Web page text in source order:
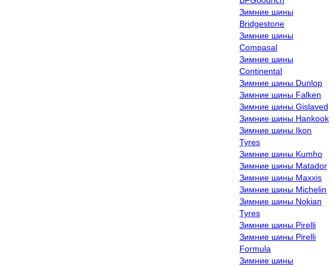
Зимние шины
Bridgestone
Зимние шины
Compasal
Зимние шины
Continental
Зимние шины Dunlop
Зимние шины Falken
Зимние шины Gislaved
Зимние шины Hankook
Зимние шины Ikon
Tyres
Зимние шины Kumho
Зимние шины Matador
Зимние шины Maxxis
Зимние шины Michelin
Зимние шины Nokian
Tyres
Зимние шины Pirelli
Зимние шины Pirelli
Formula
Зимние шины